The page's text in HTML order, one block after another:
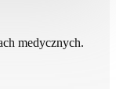
medycznych.